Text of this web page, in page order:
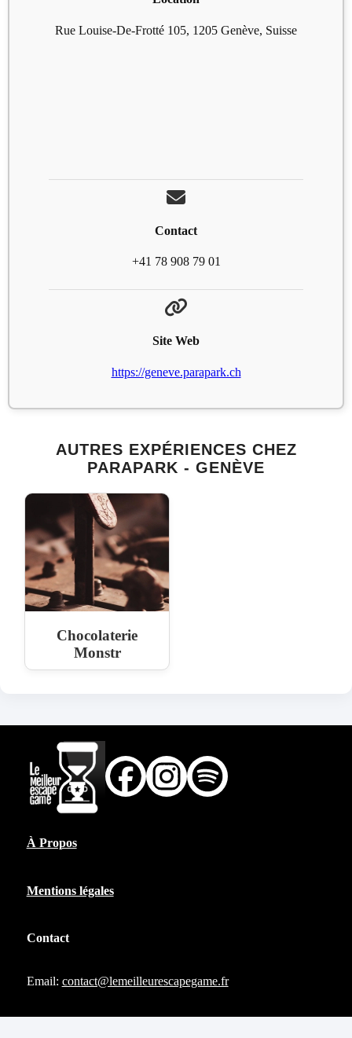
Rue Louise-De-Frotté 105, 1205 Genève, Suisse
Contact
+41 78 908 79 01
Site Web
https://geneve.parapark.ch
AUTRES EXPÉRIENCES CHEZ
PARAPARK - GENÈVE
Chocolaterie
Monstr
À Propos
Mentions légales
Contact
Email: contact@lemeilleurescapegame.fr